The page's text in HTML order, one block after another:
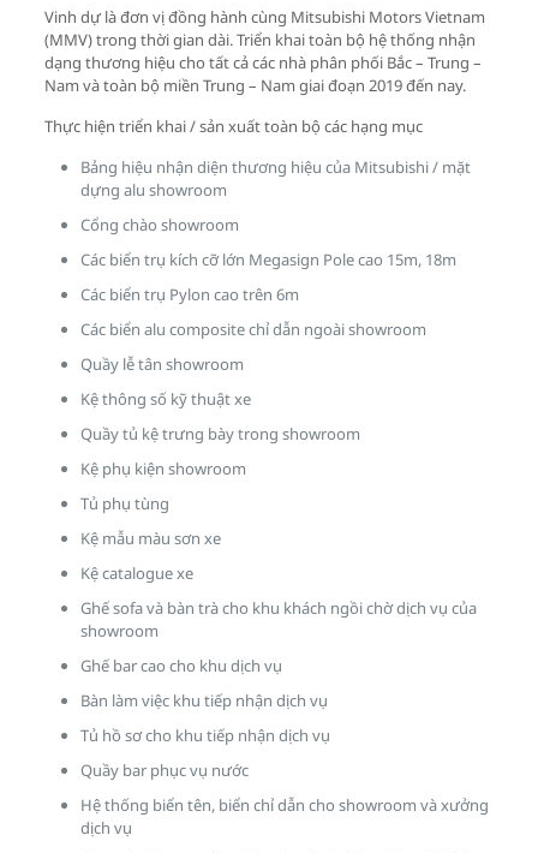
Vinh dự là đơn vị đồng hành cùng Mitsubishi Motors Vietnam
(MMV) trong thời gian dài. Triển khai toàn bộ hệ thống nhận
dạng thương hiệu cho tất cả các nhà phân phối Bắc – Trung –
Nam và toàn bộ miền Trung – Nam giai đoạn 2019 đến nay.
Thực hiện triển khai / sản xuất toàn bộ các hạng mục
Bảng hiệu nhận diện thương hiệu của Mitsubishi / mặt
dựng alu showroom
Cổng chào showroom
Các biển trụ kích cỡ lớn Megasign Pole cao 15m, 18m
Các biển trụ Pylon cao trên 6m
Các biển alu composite chỉ dẫn ngoài showroom
Quầy lễ tân showroom
Kệ thông số kỹ thuật xe
Quầy tủ kệ trưng bày trong showroom
Kệ phụ kiện showroom
Tủ phụ tùng
Kệ mẫu màu sơn xe
Kệ catalogue xe
Ghế sofa và bàn trà cho khu khách ngồi chờ dịch vụ của
showroom
Ghế bar cao cho khu dịch vụ
Bàn làm việc khu tiếp nhận dịch vụ
Tủ hồ sơ cho khu tiếp nhận dịch vụ
Quầy bar phục vụ nước
Hệ thống biển tên, biển chỉ dẫn cho showroom và xưởng
dịch vụ